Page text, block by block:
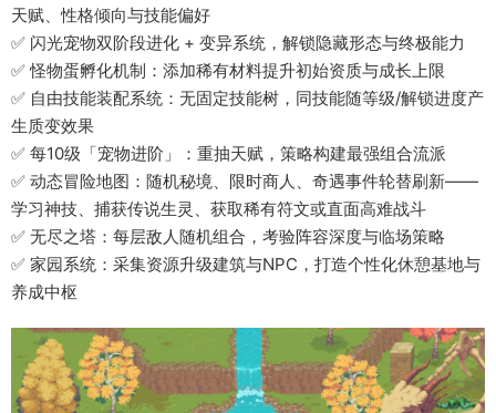
天赋、性格倾向与技能偏好
✅ 闪光宠物双阶段进化 + 变异系统，解锁隐藏形态与终极能力
✅ 怪物蛋孵化机制：添加稀有材料提升初始资质与成长上限
✅ 自由技能装配系统：无固定技能树，同技能随等级/解锁进度产
生质变效果
✅ 每10级「宠物进阶」：重抽天赋，策略构建最强组合流派
✅ 动态冒险地图：随机秘境、限时商人、奇遇事件轮替刷新——
学习神技、捕获传说生灵、获取稀有符文或直面高难战斗
✅ 无尽之塔：每层敌人随机组合，考验阵容深度与临场策略
✅ 家园系统：采集资源升级建筑与NPC，打造个性化休憩基地与
养成中枢